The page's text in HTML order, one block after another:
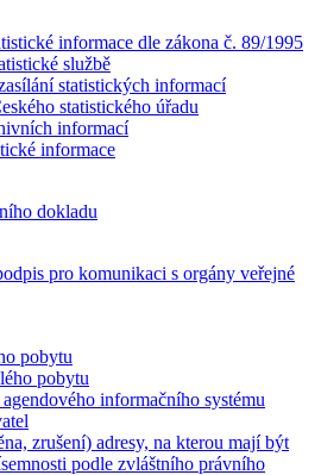
informace dle zákona č. 89/1995
službě
statistických informací
statistického úřadu
informací
informace
dokladu
pro komunikaci s orgány veřejné
pobytu
pobytu
informačního systému
zrušení) adresy, na kterou mají být
podle zvláštního právního